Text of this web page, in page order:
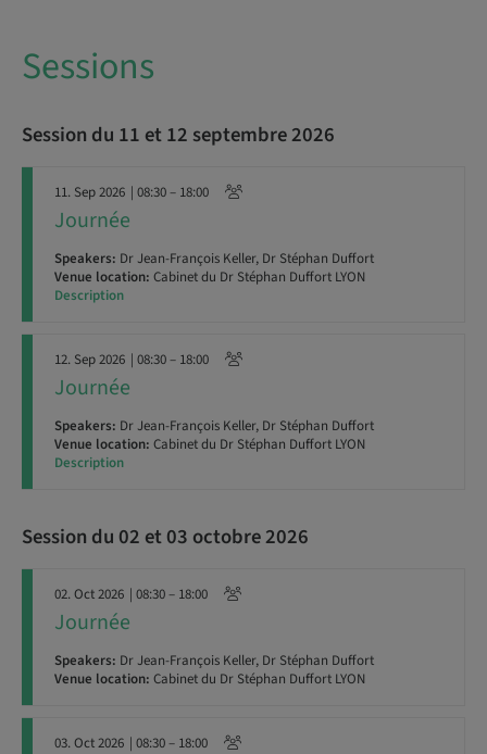
Sessions
Session du 11 et 12 septembre 2026
11. Sep 2026 | 08:30 – 18:00
Journée
Speakers: Dr Jean-François Keller, Dr Stéphan Duffort
Venue location: Cabinet du Dr Stéphan Duffort LYON
Description
12. Sep 2026 | 08:30 – 18:00
Journée
Speakers: Dr Jean-François Keller, Dr Stéphan Duffort
Venue location: Cabinet du Dr Stéphan Duffort LYON
Description
Session du 02 et 03 octobre 2026
02. Oct 2026 | 08:30 – 18:00
Journée
Speakers: Dr Jean-François Keller, Dr Stéphan Duffort
Venue location: Cabinet du Dr Stéphan Duffort LYON
03. Oct 2026 | 08:30 – 18:00